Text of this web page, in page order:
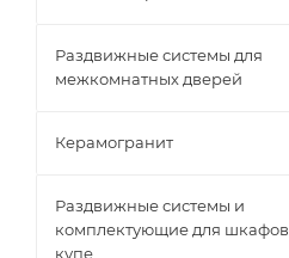
Раздвижные системы для
межкомнатных дверей
Керамогранит
Раздвижные системы и
комплектующие для шкафов
купе